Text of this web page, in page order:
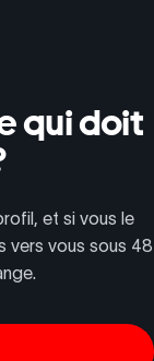
qui doit
et si vous le
vers vous sous 48